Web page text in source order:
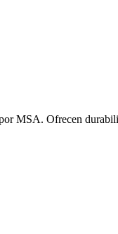
MSA. Ofrecen